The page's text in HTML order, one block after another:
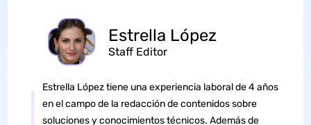
Estrella López
Staff Editor
Estrella López tiene una experiencia laboral de 4 años
en el campo de la redacción de contenidos sobre
soluciones y conocimientos técnicos. Además de